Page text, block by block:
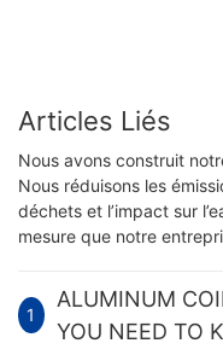
Articles Liés
Nous avons construit
Nous réduisons les
déchets et l’impact sur
mesure que notre
1
ALUMINUM
YOU NEED TO